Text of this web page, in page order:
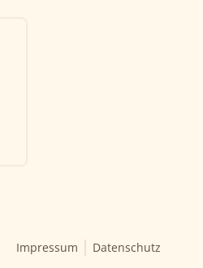
Impressum Datenschutz